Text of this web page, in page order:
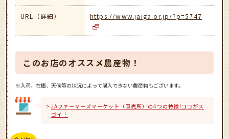
URL（詳細） https://www.jaiga.or.jp/?p=5747
このお店のオススメ農産物！
※入荷、在庫、天候等の状況によって購入できない農産物もございます。
JAファーマーズマーケット（直売所）の4つの特徴!ココがス
ゴイ！